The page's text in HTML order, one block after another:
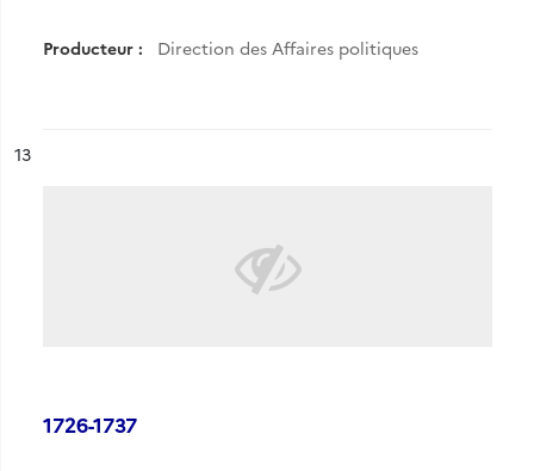
Producteur : Direction des Affaires politiques
n°
13
1726-1737